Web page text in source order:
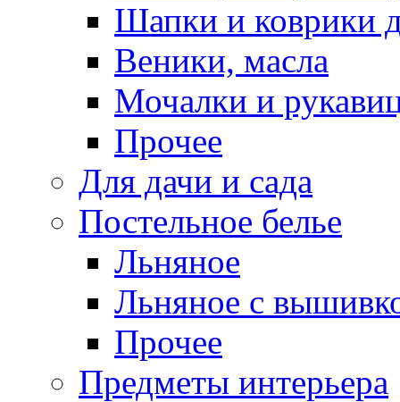
Шапки и коврики
Веники, масла
Мочалки и
Прочее
Для дачи и сада
Постельное белье
Льняное
Льняное с
Прочее
Предметы интерьера